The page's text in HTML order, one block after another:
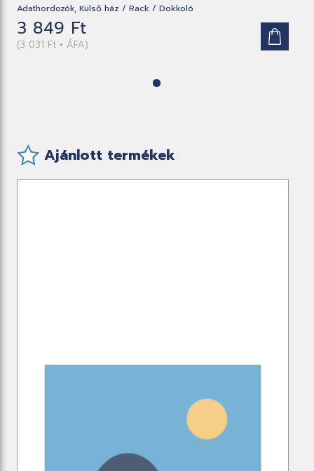
Adathordozók, Külső ház / Rack / Dokkoló
3 849 Ft
(3 031 Ft + ÁFA)
Ajánlott termékek